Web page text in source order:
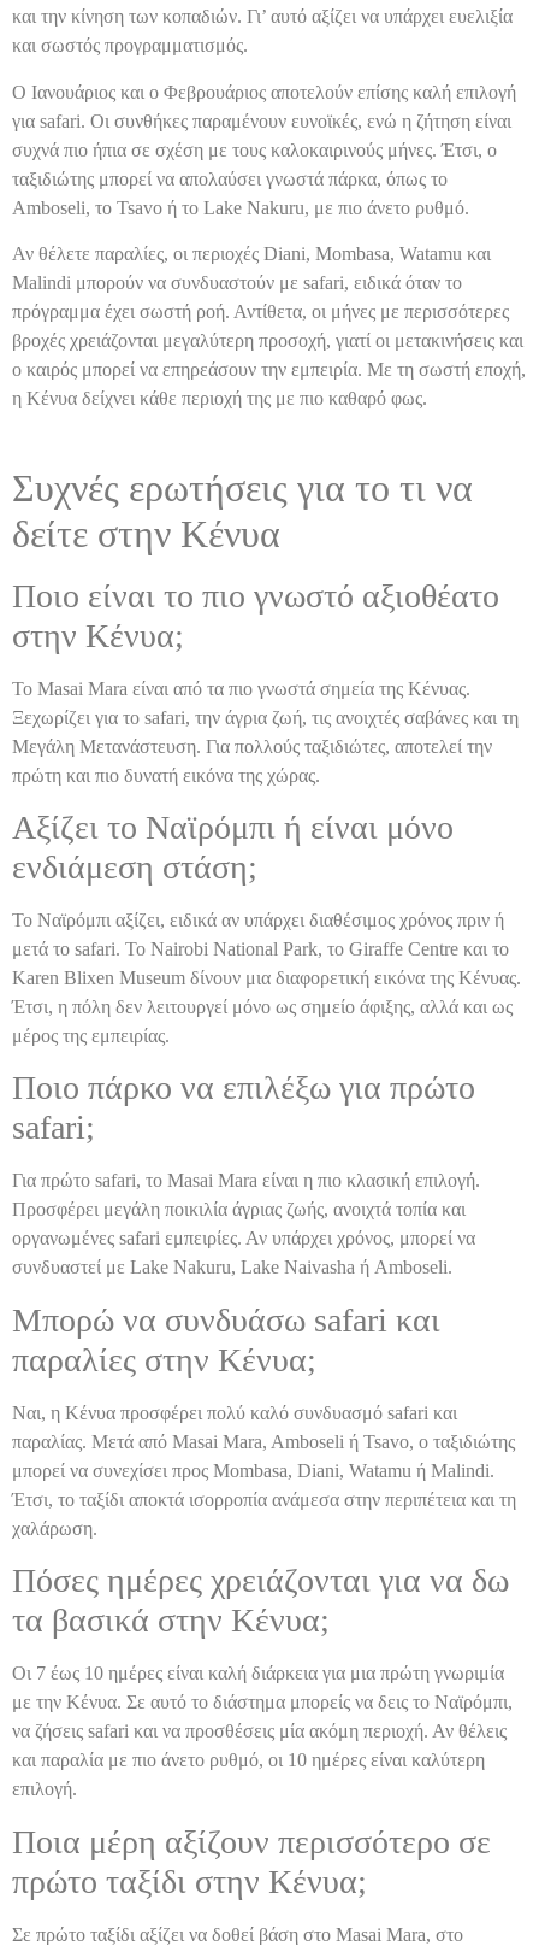
και την κίνηση των κοπαδιών. Γι’ αυτό αξίζει να υπάρχει ευελιξία
και σωστός προγραμματισμός.
Ο Ιανουάριος και ο Φεβρουάριος αποτελούν επίσης καλή επιλογή
για safari. Οι συνθήκες παραμένουν ευνοϊκές, ενώ η ζήτηση είναι
συχνά πιο ήπια σε σχέση με τους καλοκαιρινούς μήνες. Έτσι, ο
ταξιδιώτης μπορεί να απολαύσει γνωστά πάρκα, όπως το
Amboseli, το Tsavo ή το Lake Nakuru, με πιο άνετο ρυθμό.
Αν θέλετε παραλίες, οι περιοχές Diani, Mombasa, Watamu και
Malindi μπορούν να συνδυαστούν με safari, ειδικά όταν το
πρόγραμμα έχει σωστή ροή. Αντίθετα, οι μήνες με περισσότερες
βροχές χρειάζονται μεγαλύτερη προσοχή, γιατί οι μετακινήσεις και
ο καιρός μπορεί να επηρεάσουν την εμπειρία. Με τη σωστή εποχή,
η Κένυα δείχνει κάθε περιοχή της με πιο καθαρό φως.
Συχνές ερωτήσεις για το τι να
δείτε στην Κένυα
Ποιο είναι το πιο γνωστό αξιοθέατο
στην Κένυα;
Το Masai Mara είναι από τα πιο γνωστά σημεία της Κένυας.
Ξεχωρίζει για το safari, την άγρια ζωή, τις ανοιχτές σαβάνες και τη
Μεγάλη Μετανάστευση. Για πολλούς ταξιδιώτες, αποτελεί την
πρώτη και πιο δυνατή εικόνα της χώρας.
Αξίζει το Ναϊρόμπι ή είναι μόνο
ενδιάμεση στάση;
Το Ναϊρόμπι αξίζει, ειδικά αν υπάρχει διαθέσιμος χρόνος πριν ή
μετά το safari. Το Nairobi National Park, το Giraffe Centre και το
Karen Blixen Museum δίνουν μια διαφορετική εικόνα της Κένυας.
Έτσι, η πόλη δεν λειτουργεί μόνο ως σημείο άφιξης, αλλά και ως
μέρος της εμπειρίας.
Ποιο πάρκο να επιλέξω για πρώτο
safari;
Για πρώτο safari, το Masai Mara είναι η πιο κλασική επιλογή.
Προσφέρει μεγάλη ποικιλία άγριας ζωής, ανοιχτά τοπία και
οργανωμένες safari εμπειρίες. Αν υπάρχει χρόνος, μπορεί να
συνδυαστεί με Lake Nakuru, Lake Naivasha ή Amboseli.
Μπορώ να συνδυάσω safari και
παραλίες στην Κένυα;
Ναι, η Κένυα προσφέρει πολύ καλό συνδυασμό safari και
παραλίας. Μετά από Masai Mara, Amboseli ή Tsavo, ο ταξιδιώτης
μπορεί να συνεχίσει προς Mombasa, Diani, Watamu ή Malindi.
Έτσι, το ταξίδι αποκτά ισορροπία ανάμεσα στην περιπέτεια και τη
χαλάρωση.
Πόσες ημέρες χρειάζονται για να δω
τα βασικά στην Κένυα;
Οι 7 έως 10 ημέρες είναι καλή διάρκεια για μια πρώτη γνωριμία
με την Κένυα. Σε αυτό το διάστημα μπορείς να δεις το Ναϊρόμπι,
να ζήσεις safari και να προσθέσεις μία ακόμη περιοχή. Αν θέλεις
και παραλία με πιο άνετο ρυθμό, οι 10 ημέρες είναι καλύτερη
επιλογή.
Ποια μέρη αξίζουν περισσότερο σε
πρώτο ταξίδι στην Κένυα;
Σε πρώτο ταξίδι αξίζει να δοθεί βάση στο Masai Mara, στο